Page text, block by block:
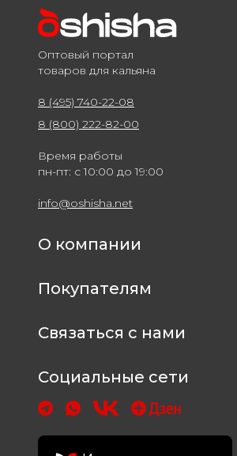
Оптовый портал
товаров для кальяна
8 (495) 740-22-08
8 (800) 222-82-00
Время работы
пн-пт: с 10:00 до 19:00
info@oshisha.net
О компании
Покупателям
Связаться с нами
Социальные сети